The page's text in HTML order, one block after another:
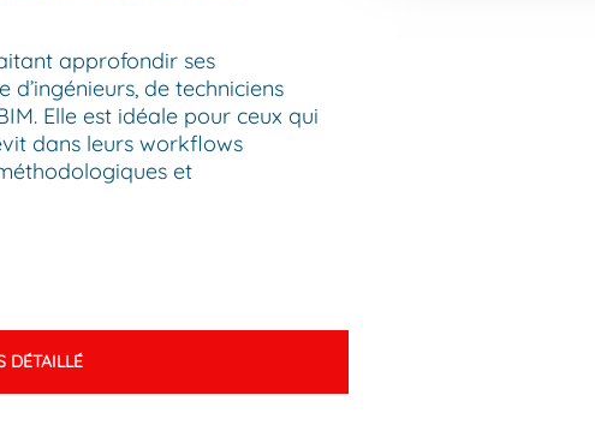
approfondir ses
d’ingénieurs, de techniciens
Elle est idéale pour ceux qui
dans leurs workflows
et
DÉTAILLÉ